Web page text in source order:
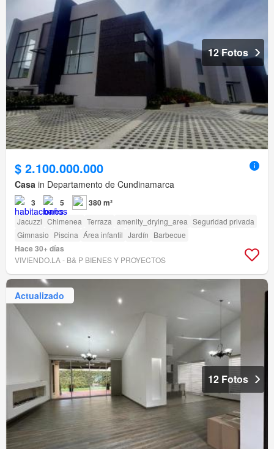
12 Fotos
$ 2.100.000.000
Casa in Departamento de Cundinamarca
3 5 380 m²
Jacuzzi Chimenea Terraza amenity_drying_area Seguridad privada
Gimnasio Piscina Área infantil Jardín Barbecue
Hace 30+ días
VIVIENDO.LA - B& P BIENES Y PROYECTOS
Actualizado
12 Fotos